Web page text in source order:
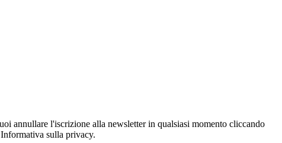
annullare l'iscrizione alla newsletter in qualsiasi momento cliccando
sulla privacy.